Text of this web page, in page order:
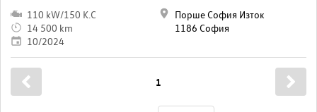
110 kW/150 K.C
14 500 km
10/2024
Порше София Изток
1186 София
1